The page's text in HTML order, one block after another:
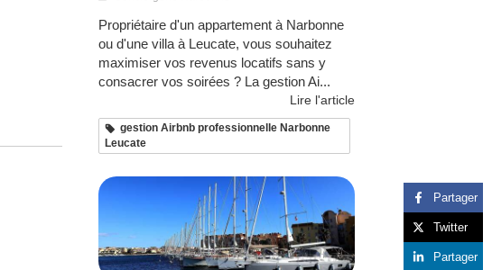
Partager
Twitter
Partager
Propriétaire d'un appartement à Narbonne
ou d'une villa à Leucate, vous souhaitez
maximiser vos revenus locatifs sans y
consacrer vos soirées ? La gestion Ai...
Lire l'article
gestion Airbnb professionnelle Narbonne
Leucate